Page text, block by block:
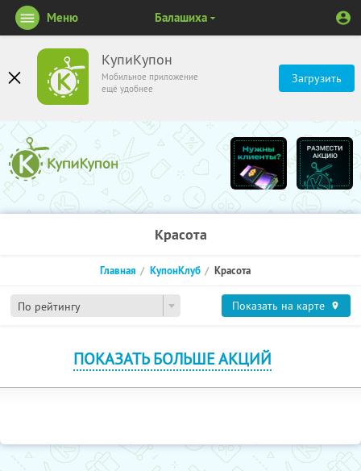
КупиКупон
Мобильное приложение
ещё удобнее
Загрузить
Меню Балашиха
Красота
По рейтингу
Главная КупонКлуб Красота
Показать на карте
ПОКАЗАТЬ БОЛЬШЕ АКЦИЙ